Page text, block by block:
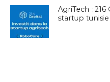
AgriTech :
startup